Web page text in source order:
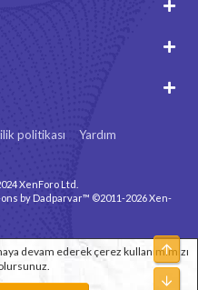
politikası
Yardım
XenForo Ltd.
by Dadparvar™ ©2011-2026Xen-
devam ederek çerez kullanımımızı
Üst
Alt